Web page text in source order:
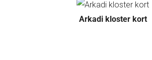
Arkadi kloster kort